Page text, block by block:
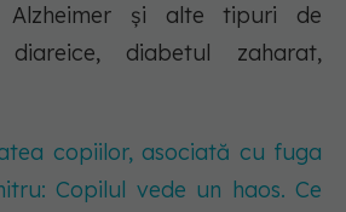
Alzheimer și alte tipuri de
diabetul zaharat,
copiilor, asociată cu fuga
Copilul vede un haos. Ce